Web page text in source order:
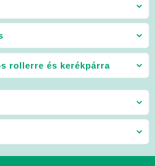
rollerre és kerékpárra